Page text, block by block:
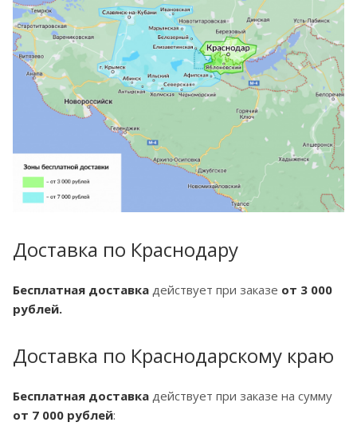
Доставка по Краснодару
Бесплатная доставка действует при заказе от 3 000
рублей.
Доставка по Краснодарскому краю
Бесплатная доставка действует при заказе на сумму
от 7 000 рублей: